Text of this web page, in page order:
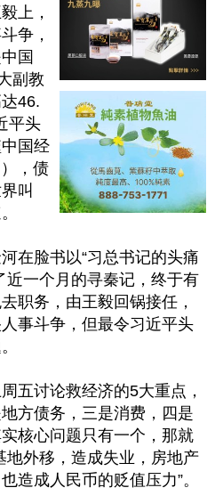
上，
争，
国
副教
46.
平头
国经
，债
叫
在脸书以“习总书记的头痛
近一个月的寻秦记，终于有
职务，由王毅回锅接任，
事斗争，但最令习近平头
五讨论救经济的5大重点，
方债务，三是消费，四是
核心问题只有一个，那就
地外移，造成失业，房地产
造成人民币的贬值压力”。